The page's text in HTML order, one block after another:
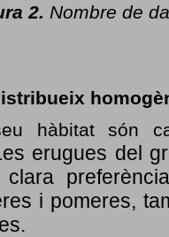
2. Nombre de
hàbitat són
erugues del
clara
i pomeres,